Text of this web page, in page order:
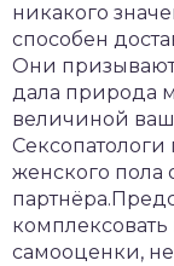
никакого
способен
Они призывают
дала природа
величиной
Сексопатологи
женского пола
самооценки,